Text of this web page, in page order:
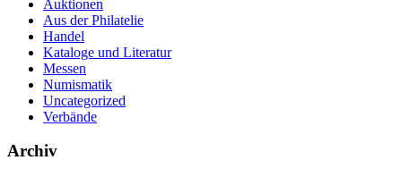
Auktionen
Aus der Philatelie
Handel
Kataloge und Literatur
Messen
Numismatik
Uncategorized
Verbände
Archiv